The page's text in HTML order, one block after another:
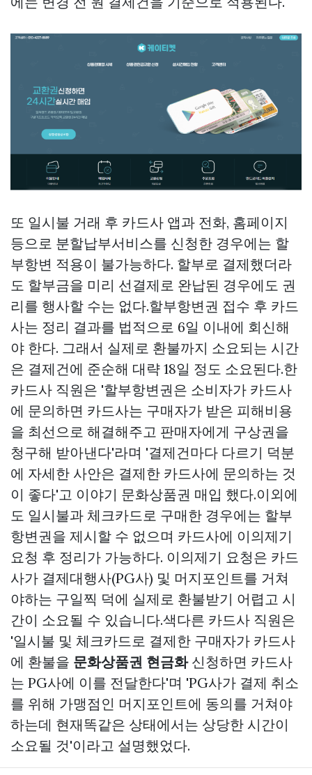
또 일시불 거래 후 카드사 앱과 전화, 홈페이지
등으로 분할납부서비스를 신청한 경우에는 할
부항변 적용이 불가능하다. 할부로 결제했더라
도 할부금을 미리 선결제로 완납된 경우에도 권
리를 행사할 수는 없다.할부항변권 접수 후 카드
사는 정리 결과를 법적으로 6일 이내에 회신해
야 한다. 그래서 실제로 환불까지 소요되는 시간
은 결제건에 준순해 대략 18일 정도 소요된다.한
카드사 직원은 '할부항변권은 소비자가 카드사
에 문의하면 카드사는 구매자가 받은 피해비용
을 최선으로 해결해주고 판매자에게 구상권을
청구해 받아낸다'라며 '결제건마다 다르기 덕분
에 자세한 사안은 결제한 카드사에 문의하는 것
이 좋다'고 이야기 문화상품권 매입 했다.이외에
도 일시불과 체크카드로 구매한 경우에는 할부
항변권을 제시할 수 없으며 카드사에 이의제기
요청 후 정리가 가능하다. 이의제기 요청은 카드
사가 결제대행사(PG사) 및 머지포인트를 거쳐
야하는 구일찍 덕에 실제로 환불받기 어렵고 시
간이 소요될 수 있습니다.색다른 카드사 직원은
'일시불 및 체크카드로 결제한 구매자가 카드사
에 환불을 문화상품권 현금화신청하면 카드사
는 PG사에 이를 전달한다'며 'PG사가 결제 취소
를 위해 가맹점인 머지포인트에 동의를 거쳐야
하는데 현재똑같은 상태에서는 상당한 시간이
소요될 것'이라고 설명했었다.